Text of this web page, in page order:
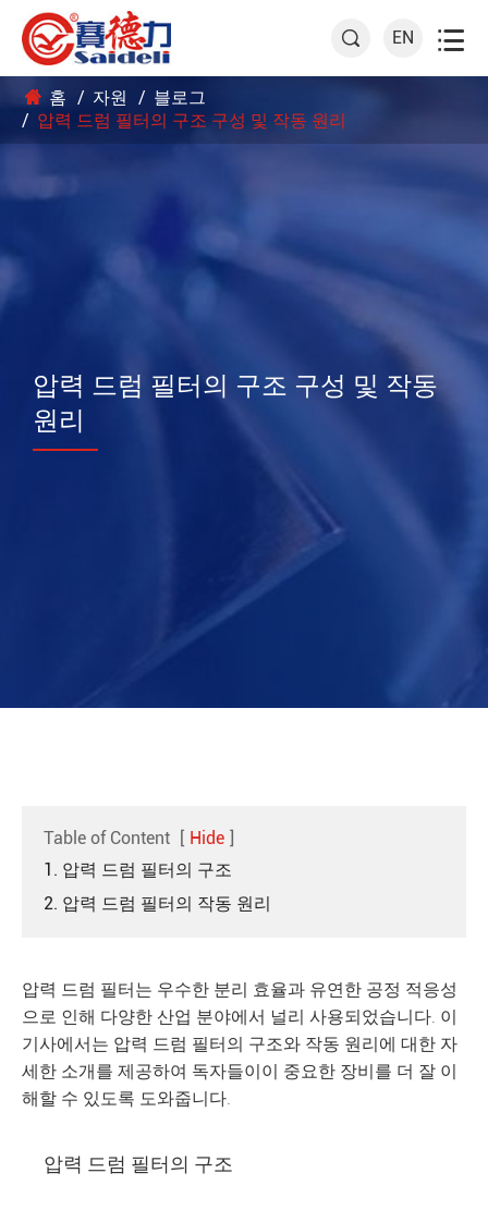
 EN 
홈 자원
블로그
압력 드럼 필터의 구조 구성 및 작동 원리
압력 드럼 필터의 구조 구성 및 작동
원리
Table of Content [ Hide ]
1. 압력 드럼 필터의 구조
2. 압력 드럼 필터의 작동 원리
압력 드럼 필터는 우수한 분리 효율과 유연한 공정 적응성
으로 인해 다양한 산업 분야에서 널리 사용되었습니다. 이
기사에서는 압력 드럼 필터의 구조와 작동 원리에 대한 자
세한 소개를 제공하여 독자들이이 중요한 장비를 더 잘 이
해할 수 있도록 도와줍니다.
압력 드럼 필터의 구조